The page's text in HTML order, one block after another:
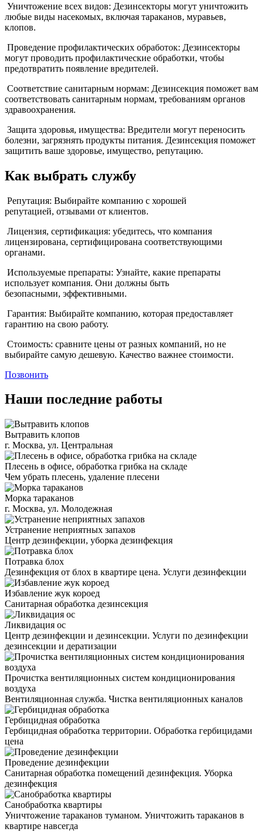
Уничтожение всех видов: Дезинсекторы могут уничтожить
любые виды насекомых, включая тараканов, муравьев,
клопов.
Проведение профилактических обработок: Дезинсекторы
могут проводить профилактические обработки, чтобы
предотвратить появление вредителей.
Соответствие санитарным нормам: Дезинсекция поможет вам
соответствовать санитарным нормам, требованиям органов
здравоохранения.
Защита здоровья, имущества: Вредители могут переносить
болезни, загрязнять продукты питания. Дезинсекция поможет
защитить ваше здоровье, имущество, репутацию.
Как выбрать службу
Репутация: Выбирайте компанию с хорошей
репутацией, отзывами от клиентов.
Лицензия, сертификация: убедитесь, что компания
лицензирована, сертифицирована соответствующими
органами.
Используемые препараты: Узнайте, какие препараты
использует компания. Они должны быть
безопасными, эффективными.
Гарантия: Выбирайте компанию, которая предоставляет
гарантию на свою работу.
Стоимость: сравните цены от разных компаний, но не
выбирайте самую дешевую. Качество важнее стоимости.
Позвонить
Наши последние работы
Вытравить клопов
г. Москва, ул. Центральная
Плесень в офисе, обработка грибка на складе
Чем убрать плесень, удаление плесени
Морка тараканов
г. Москва, ул. Молодежная
Устранение неприятных запахов
Центр дезинфекции, уборка дезинфекция
Потравка блох
Дезинфекция от блох в квартире цена. Услуги дезинфекции
Избавление жук короед
Санитарная обработка дезинсекция
Ликвидация ос
Центр дезинфекции и дезинсекции. Услуги по дезинфекции
дезинсекции и дератизации
Прочистка вентиляционных систем кондиционирования
воздуха
Вентиляционная служба. Чистка вентиляционных каналов
Гербицидная обработка
Гербицидная обработка территории. Обработка гербицидами
цена
Проведение дезинфекции
Санитарная обработка помещений дезинфекция. Уборка
дезинфекция
Санобработка квартиры
Уничтожение тараканов туманом. Уничтожить тараканов в
квартире навсегда